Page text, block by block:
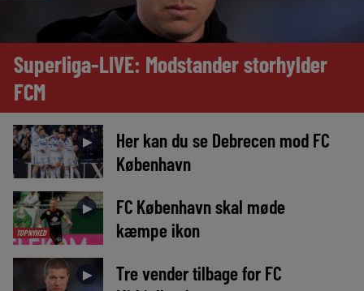
Superliga-LIVE: Modstander storhylder
FCM
►
Her kan du se Debrecen mod FC
København
TOPNYHED
►
FC København skal møde
kæmpe ikon
►
Tre vender tilbage for FC